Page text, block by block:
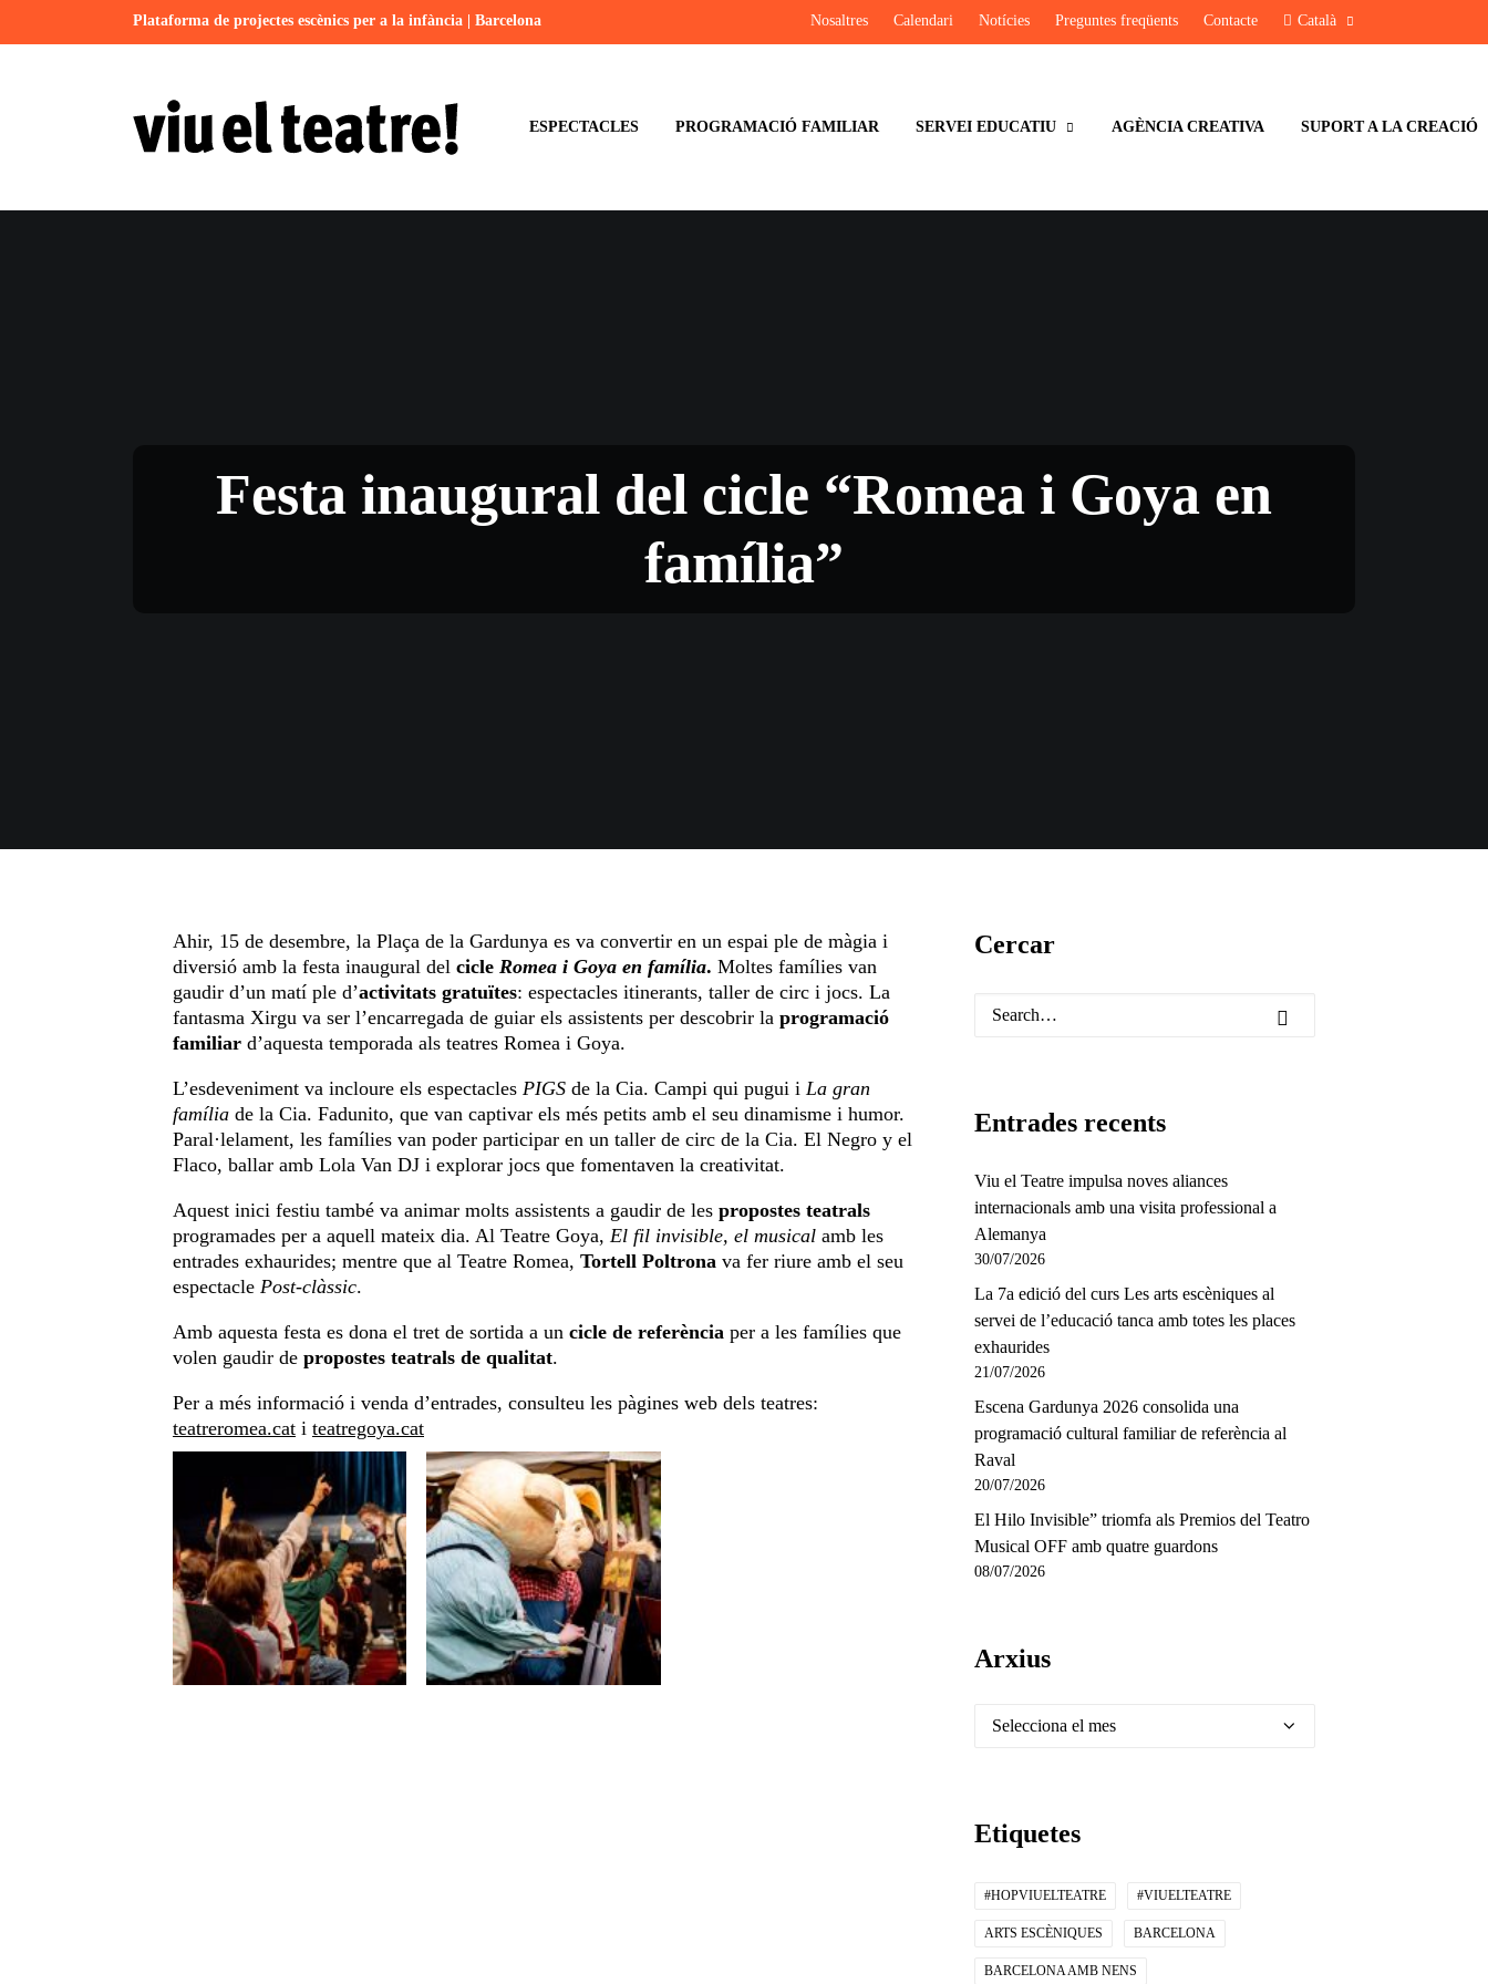
Plataforma de projectes escènics per a la infància | Barcelona Nosaltres Calendari Notícies Preguntes freqüents Contacte Català
ESPECTACLES PROGRAMACIÓ FAMILIAR SERVEI EDUCATIU AGÈNCIA CREATIVA SUPORT A LA CREACIÓ
Festa inaugural del cicle “Romea i Goya en
família”
Ahir, 15 de desembre, la Plaça de la Gardunya es va convertir en un espai ple de màgia i
diversió amb la festa inaugural del cicle Romea i Goya en família. Moltes famílies van
gaudir d’un matí ple d’activitats gratuïtes: espectacles itinerants, taller de circ i jocs. La
fantasma Xirgu va ser l’encarregada de guiar els assistents per descobrir la programació
familiar d’aquesta temporada als teatres Romea i Goya.
L’esdeveniment va incloure els espectacles PIGS de la Cia. Campi qui pugui i La gran
família de la Cia. Fadunito, que van captivar els més petits amb el seu dinamisme i humor.
Paral·lelament, les famílies van poder participar en un taller de circ de la Cia. El Negro y el
Flaco, ballar amb Lola Van DJ i explorar jocs que fomentaven la creativitat.
Aquest inici festiu també va animar molts assistents a gaudir de les propostes teatrals
programades per a aquell mateix dia. Al Teatre Goya, El fil invisible, el musical amb les
entrades exhaurides; mentre que al Teatre Romea, Tortell Poltrona va fer riure amb el seu
espectacle Post-clàssic.
Amb aquesta festa es dona el tret de sortida a un cicle de referència per a les famílies que
volen gaudir de propostes teatrals de qualitat.
Per a més informació i venda d’entrades, consulteu les pàgines web dels teatres:
teatreromea.cat i teatregoya.cat
Cercar
Entrades recents
Viu el Teatre impulsa noves aliances
internacionals amb una visita professional a
Alemanya
30/07/2026
La 7a edició del curs Les arts escèniques al
servei de l’educació tanca amb totes les places
exhaurides
21/07/2026
Escena Gardunya 2026 consolida una
programació cultural familiar de referència al
Raval
20/07/2026
El Hilo Invisible” triomfa als Premios del Teatro
Musical OFF amb quatre guardons
08/07/2026
Arxius
Arxius
Etiquetes
#HOPVIUELTEATRE #VIUELTEATRE
ARTS ESCÈNIQUES BARCELONA
BARCELONA AMB NENS